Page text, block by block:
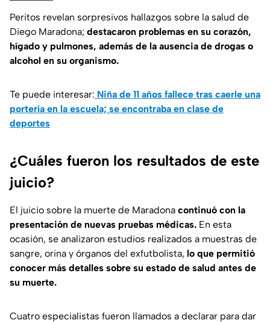
Peritos revelan sorpresivos hallazgos sobre la salud de
Diego Maradona; destacaron problemas en su corazón,
hígado y pulmones, además de la ausencia de drogas o
alcohol en su organismo.
Te puede interesar: Niña de 11 años fallece tras caerle una
portería en la escuela; se encontraba en clase de
deportes
¿Cuáles fueron los resultados de este
juicio?
El juicio sobre la muerte de Maradona continuó con la
presentación de nuevas pruebas médicas. En esta
ocasión, se analizaron estudios realizados a muestras de
sangre, orina y órganos del exfutbolista, lo que permitió
conocer más detalles sobre su estado de salud antes de
su muerte.
Cuatro especialistas fueron llamados a declarar para dar